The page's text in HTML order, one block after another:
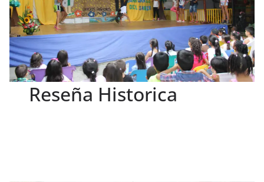
Reseña Historica